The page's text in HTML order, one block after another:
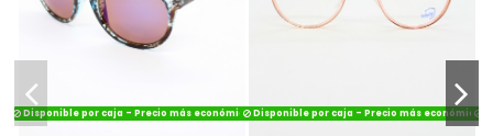
Disponible por caja - Precio más económico Disponible por caja - Precio más económico